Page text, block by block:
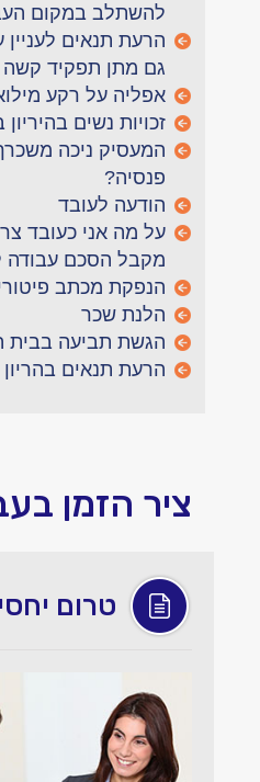
להשתלב במקום
הרעת תנאים לעניין
גם מתן תפקיד קשה
אפליה על רקע
זכויות נשים
המעסיק ניכה
פנסיה?
הודעה לעובד
על מה אני כעובד
מקבל הסכם עבודה
הנפקת מכתב
הלנת שכר
הגשת תביעה בבית
הרעת תנאים בהריון
ציר הזמן
טרום